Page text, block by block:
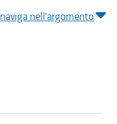
naviga nell'argomento